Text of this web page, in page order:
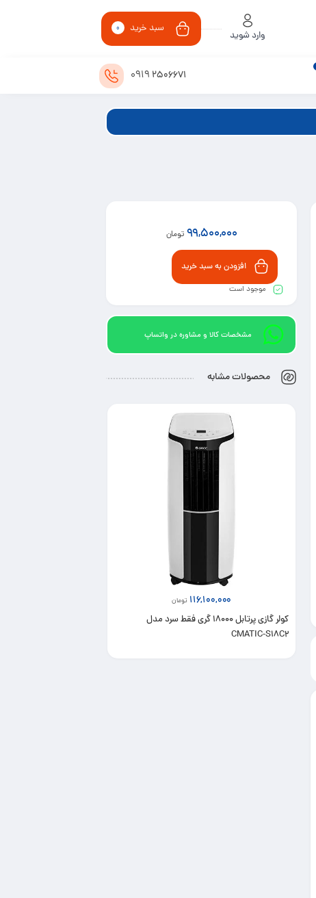
وارد شوید
سبد خرید 0
2506671
0919
99,500,000 تومان
افزودن به سبد خرید
موجود است
مشخصات کالا و مشاوره در واتساپ
محصولات مشابه
کولر گازی پرتابل 12000 گری سرد و گرم مدل